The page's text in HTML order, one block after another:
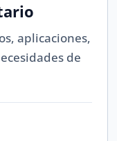
aplicaciones,
de